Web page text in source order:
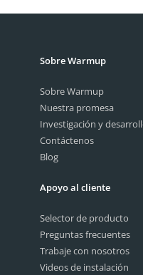
Sobre Warmup
Sobre Warmup
Nuestra promesa
Investigación y
Contáctenos
Blog
Apoyo al cliente
Selector de producto
Preguntas frecuentes
Trabaje con nosotros
Videos de instalación